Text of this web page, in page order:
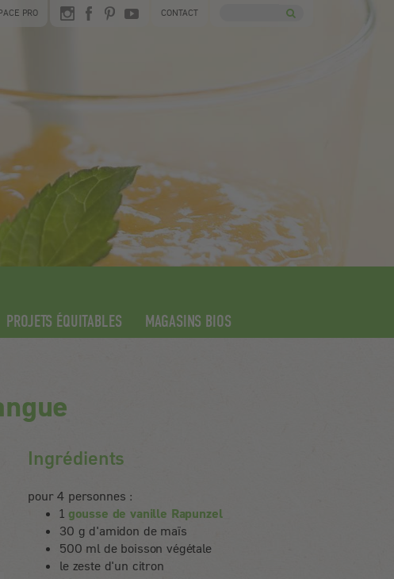
PRO CONTACT
PROJETS ÉQUITABLES MAGASINS BIOS
Ingrédients
pour 4 personnes :
1 gousse de vanille Rapunzel
30 g d'amidon de maïs
500 ml de boisson végétale
le zeste d'un citron